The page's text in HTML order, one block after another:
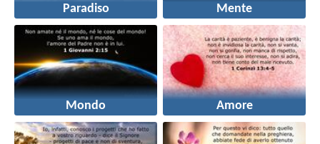
Paradiso Mente
Mondo Amore